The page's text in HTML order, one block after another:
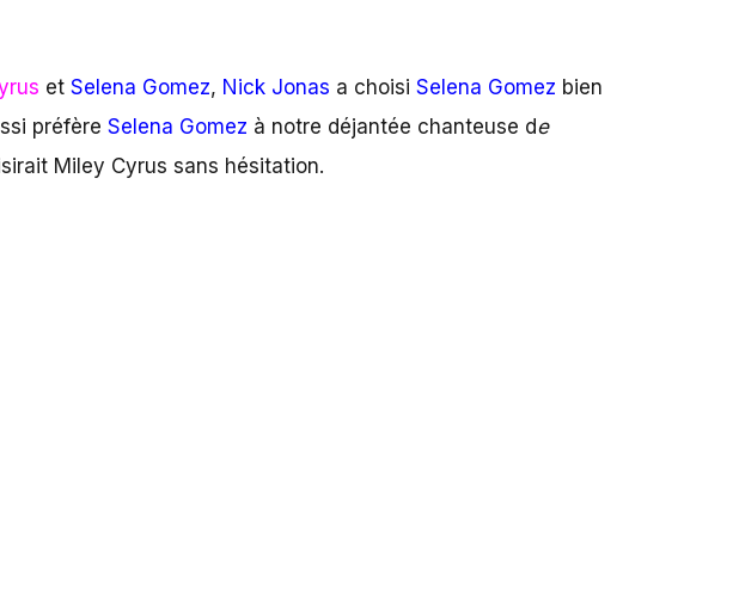
et Selena Gomez, Nick Jonas a choisi Selena Gomez bien
préfère Selena Gomez à notre déjantée chanteuse de
Miley Cyrus sans hésitation.